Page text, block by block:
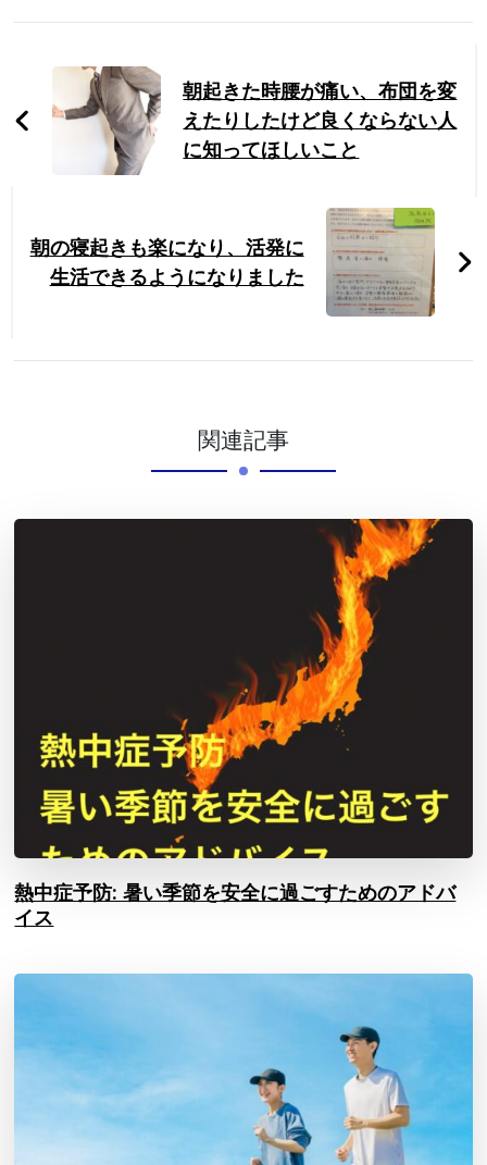
朝起きた時腰が痛い、布団を変
えたりしたけど良くならない人
に知ってほしいこと
朝の寝起きも楽になり、活発に
生活できるようになりました
関連記事
熱中症予防: 暑い季節を安全に過ごすためのアドバ
イス